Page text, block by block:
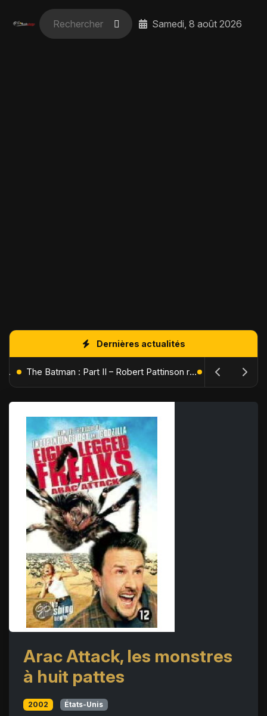
Samedi, 8 août 2026
Dernières actualités
L'Âge de Glace : Le Réveil du Volcan – Manny, Sid et Diego de retour pour une aventure explosive The Batman : Part II – Robert Pattinson replonge dans les ténèbres de Gotham dès octobre 2027
Arac Attack, les monstres
à huit pattes
2002 États-Unis